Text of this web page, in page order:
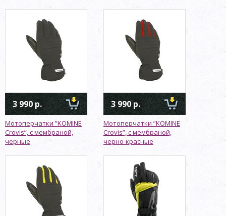
3 990 р.
Мотоперчатки ”KOMINE
Crovis”, с мембраной,
черные
3 990 р.
Мотоперчатки ”KOMINE
Crovis”, с мембраной,
черно-красные